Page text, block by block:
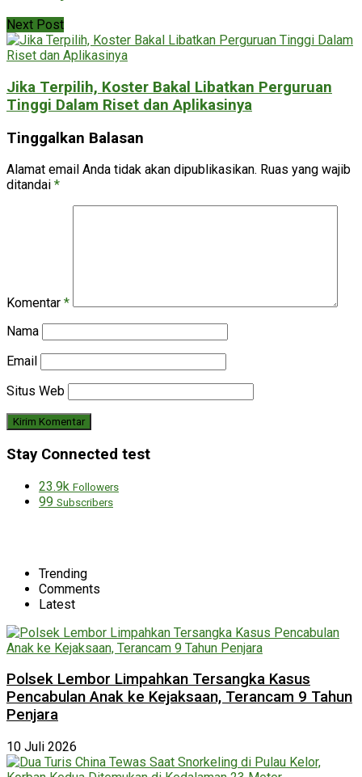
Next Post
Jika Terpilih, Koster Bakal Libatkan Perguruan
Tinggi Dalam Riset dan Aplikasinya
Tinggalkan Balasan
Alamat email Anda tidak akan dipublikasikan. Ruas yang wajib
ditandai *
Komentar *
Nama
Email
Situs Web
Stay Connected test
23.9k Followers
99 Subscribers
Trending
Comments
Latest
Polsek Lembor Limpahkan Tersangka Kasus
Pencabulan Anak ke Kejaksaan, Terancam 9 Tahun
Penjara
10 Juli 2026